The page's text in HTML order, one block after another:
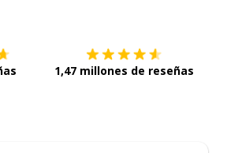
1,47 millones de reseñas